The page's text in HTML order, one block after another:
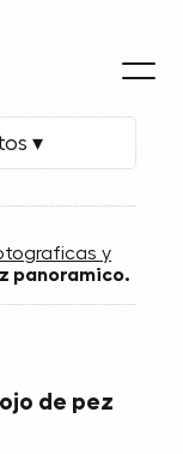
▾
y
panoramico.
de pez